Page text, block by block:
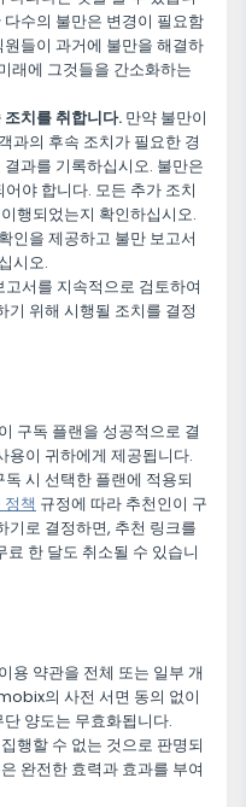
수의 불만은 변경이 필요함
들이 과거에 불만을 해결하
래에 그것들을 간소화하는
치를 취합니다. 만약 불만이
과의 후속 조치가 필요한 경
과를 기록하십시오. 불만은
야 합니다. 모든 추가 조치
행되었는지 확인하십시오.
인을 제공하고 불만 보고서
시오.
서를 지속적으로 검토하여
기 위해 시행될 조치를 결정
구독 플랜을 성공적으로 결
이 귀하에게 제공됩니다.
시 선택한 플랜에 적용되
정책 규정에 따라 추천인이 구
기로 결정하면, 추천 링크를
한 달도 취소될 수 있습니
용 약관을 전체 또는 일부 개
의 사전 서면 동의 없이
양도는 무효화됩니다.
행할 수 없는 것으로 판명되
완전한 효력과 효과를 부여